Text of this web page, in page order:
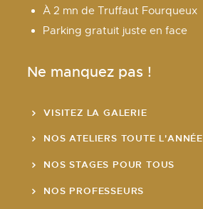
À 2 mn de Truffaut Fourqueux
Parking gratuit juste en face
Ne manquez pas !
VISITEZ LA GALERIE
NOS ATELIERS TOUTE L'ANNÉE
NOS STAGES POUR TOUS
NOS PROFESSEURS